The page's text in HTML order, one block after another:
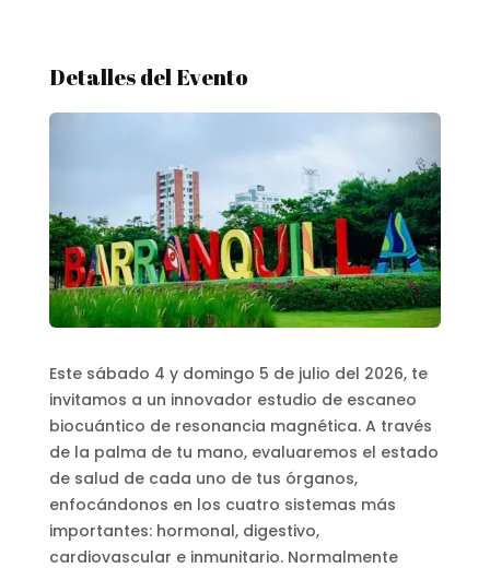
Detalles del Evento
Este sábado 4 y domingo 5 de julio del 2026, te
invitamos a un innovador estudio de escaneo
biocuántico de resonancia magnética. A través
de la palma de tu mano, evaluaremos el estado
de salud de cada uno de tus órganos,
enfocándonos en los cuatro sistemas más
importantes: hormonal, digestivo,
cardiovascular e inmunitario. Normalmente